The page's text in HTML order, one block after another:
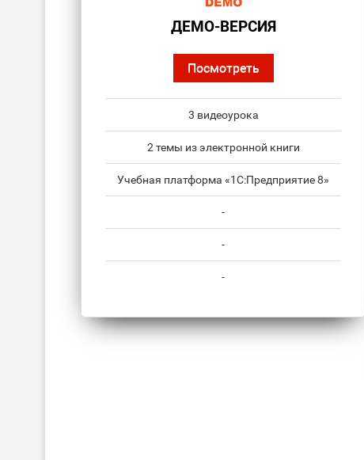
ДЕМО-ВЕРСИЯ
Посмотреть
3 видеоурока
2 темы из электронной книги
Учебная платформа «1С:Предприятие 8»
-
-
-